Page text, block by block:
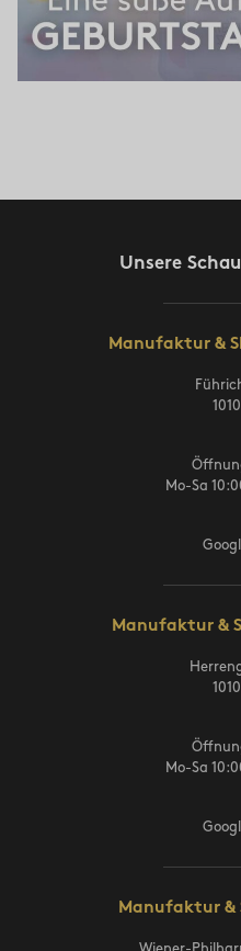
Unsere
Manufaktur &
Mo-Sa
Manufaktur &
Mo-Sa
Manufaktur &